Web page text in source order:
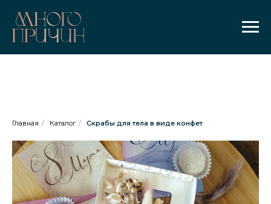
Главная / Каталог / Скрабы для тела в виде конфет